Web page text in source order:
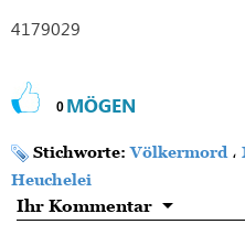
4179029
0 MÖGEN
Stichworte:Völkermord ،
Heuchelei
Ihr Kommentar